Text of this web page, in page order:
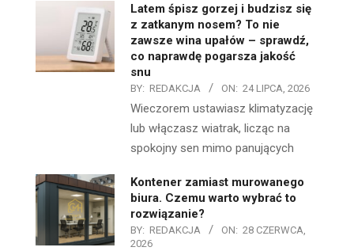
Latem śpisz gorzej i budzisz się
z zatkanym nosem? To nie
zawsze wina upałów – sprawdź,
co naprawdę pogarsza jakość
snu
BY: REDAKCJA ON: 24 LIPCA, 2026
Wieczorem ustawiasz klimatyzację
lub włączasz wiatrak, licząc na
spokojny sen mimo panujących
Kontener zamiast murowanego
biura. Czemu warto wybrać to
rozwiązanie?
BY: REDAKCJA ON: 28 CZERWCA,
2026